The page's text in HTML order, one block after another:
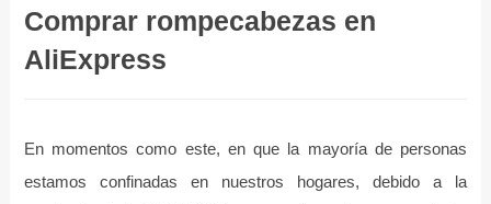
Comprar rompecabezas en
AliExpress
En momentos como este, en que la mayoría de personas
estamos confinadas en nuestros hogares, debido a la